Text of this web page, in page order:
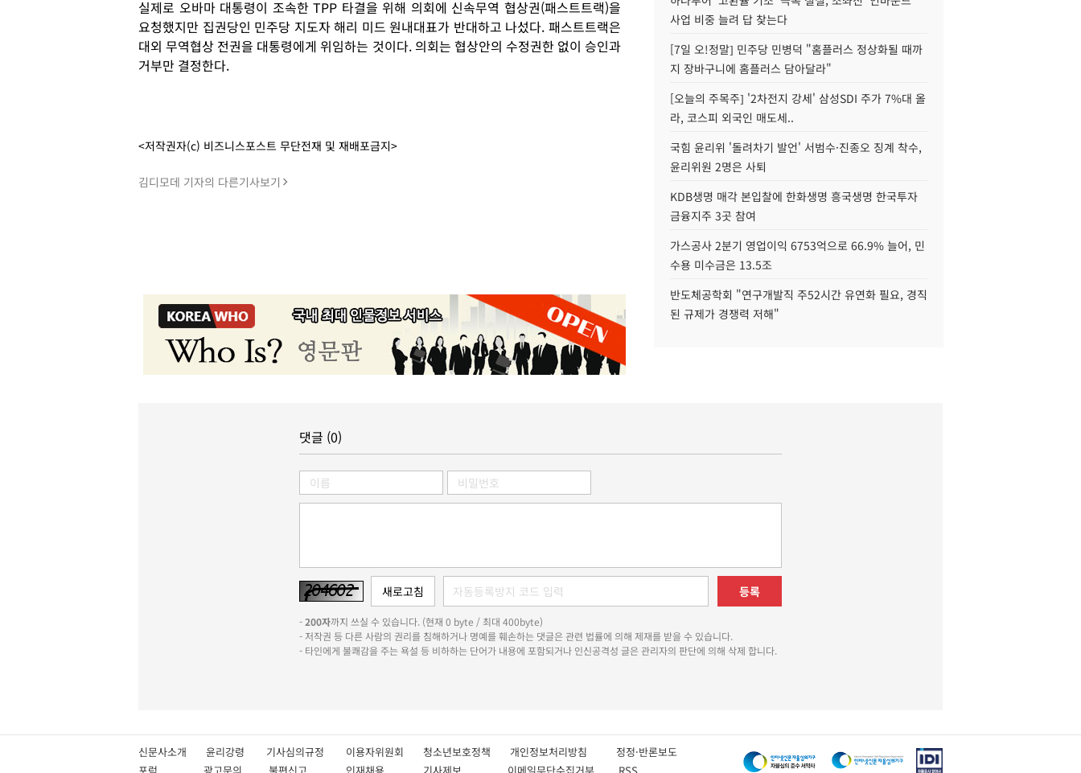
실제로 오바마 대통령이 조속한 TPP 타결을 위해 의회에 신속무역 협상권(패스트트랙)을
요청했지만 집권당인 민주당 지도자 해리 미드 원내대표가 반대하고 나섰다. 패스트트랙은
대외 무역협상 전권을 대통령에게 위임하는 것이다. 의회는 협상안의 수정권한 없이 승인과
거부만 결정한다.
<저작권자(c) 비즈니스포스트 무단전재 및 재배포금지>
김디모데 기자의 다른기사보기
사업 비중 늘려 답 찾는다
[7일 오!정말] 민주당 민병덕 "홈플러스 정상화될 때까
지 장바구니에 홈플러스 담아달라"
[오늘의 주목주] '2차전지 강세' 삼성SDI 주가 7%대 올
라, 코스피 외국인 매도세..
국힘 윤리위 '돌려차기 발언' 서범수·진종오 징계 착수,
윤리위원 2명은 사퇴
KDB생명 매각 본입찰에 한화생명 흥국생명 한국투자
금융지주 3곳 참여
가스공사 2분기 영업이익 6753억으로 66.9% 늘어, 민
수용 미수금은 13.5조
반도체공학회 "연구개발직 주52시간 유연화 필요, 경직
된 규제가 경쟁력 저해"
댓글 (0)
등록
-200자까지 쓰실 수 있습니다. (현재 0 byte / 최대 400byte)
- 저작권 등 다른 사람의 권리를 침해하거나 명예를 훼손하는 댓글은 관련 법률에 의해 제재를 받을 수 있습니다.
- 타인에게 불쾌감을 주는 욕설 등 비하하는 단어가 내용에 포함되거나 인신공격성 글은 관리자의 판단에 의해 삭제 합니다.
신문사소개 윤리강령 기사심의규정 이용자위원회 청소년보호정책 개인정보처리방침 정정·반론보도